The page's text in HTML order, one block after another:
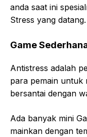
anda saat ini
Stress yang datang.
Game
Antistress adalah
para pemain untuk
bersantai dengan
Ada banyak mini
mainkan dengan